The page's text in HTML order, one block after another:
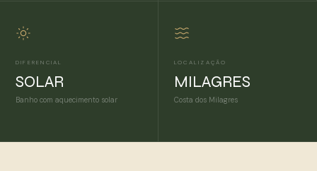
DIFERENCIAL
SOLAR
Banho com aquecimento solar
LOCALIZAÇÃO
MILAGRES
Costa dos Milagres